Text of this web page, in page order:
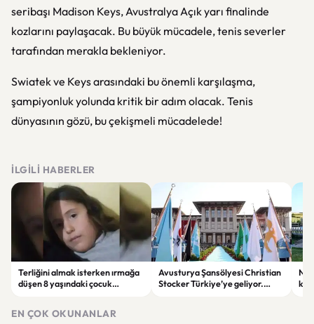
seribaşı Madison Keys, Avustralya Açık yarı finalinde
kozlarını paylaşacak. Bu büyük mücadele, tenis severler
tarafından merakla bekleniyor.
Swiatek ve Keys arasındaki bu önemli karşılaşma,
şampiyonluk yolunda kritik bir adım olacak. Tenis
dünyasının gözü, bu çekişmeli mücadelede!
İLGILI HABERLER
Terliğini almak isterken ırmağa
düşen 8 yaşındaki çocuk
Avusturya Şansölyesi Christian
Stocker Türkiye’ye geliyor.
EN ÇOK OKUNANLAR